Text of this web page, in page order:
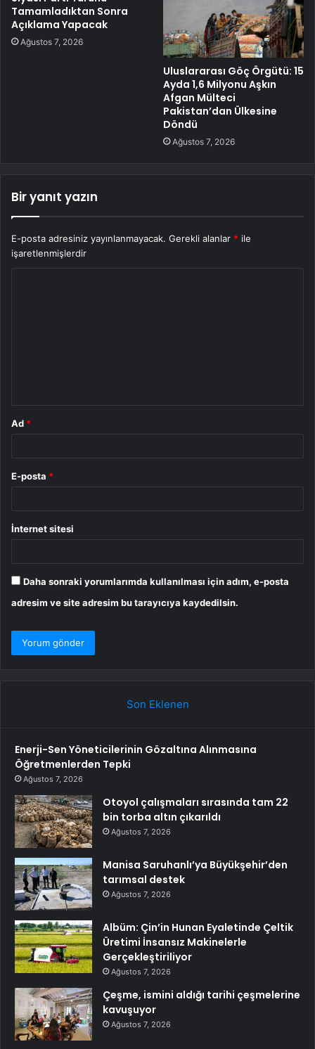
Tamamladıktan Sonra
Açıklama Yapacak
Ağustos 7, 2026
Uluslararası Göç Örgütü: 15
Ayda 1,6 Milyonu Aşkın
Afgan Mülteci
Pakistan’dan Ülkesine
Döndü
Ağustos 7, 2026
Bir yanıt yazın
E-posta adresiniz yayınlanmayacak. Gerekli alanlar * ile
işaretlenmişlerdir
Ad *
E-posta *
İnternet sitesi
Daha sonraki yorumlarımda kullanılması için adım, e-posta
adresim ve site adresim bu tarayıcıya kaydedilsin.
Son Eklenen
Enerji-Sen Yöneticilerinin Gözaltına Alınmasına
Öğretmenlerden Tepki
Ağustos 7, 2026
Otoyol çalışmaları sırasında tam 22
bin torba altın çıkarıldı
Ağustos 7, 2026
Manisa Saruhanlı’ya Büyükşehir’den
tarımsal destek
Ağustos 7, 2026
Albüm: Çin’in Hunan Eyaletinde Çeltik
Üretimi İnsansız Makinelerle
Gerçekleştiriliyor
Ağustos 7, 2026
Çeşme, ismini aldığı tarihi çeşmelerine
kavuşuyor
Ağustos 7, 2026